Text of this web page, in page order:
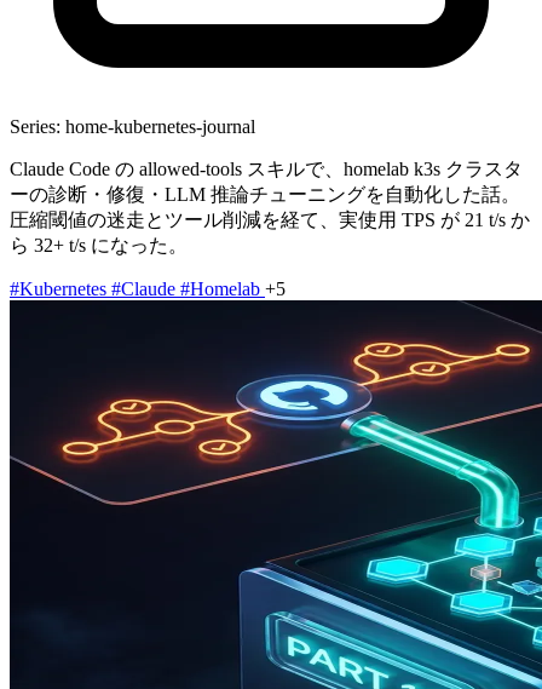
Series: home-kubernetes-journal
Claude Code の allowed-tools スキルで、homelab k3s クラスタ
ーの診断・修復・LLM 推論チューニングを自動化した話。
圧縮閾値の迷走とツール削減を経て、実使用 TPS が 21 t/s か
ら 32+ t/s になった。
#Kubernetes #Claude #Homelab +5